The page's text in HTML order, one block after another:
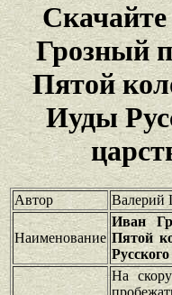
Грозный
Пятой
Иуды
Автор Валерий
Наименование
Иван
Пятой
На